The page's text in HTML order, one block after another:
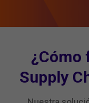
¿Cómo
Supply